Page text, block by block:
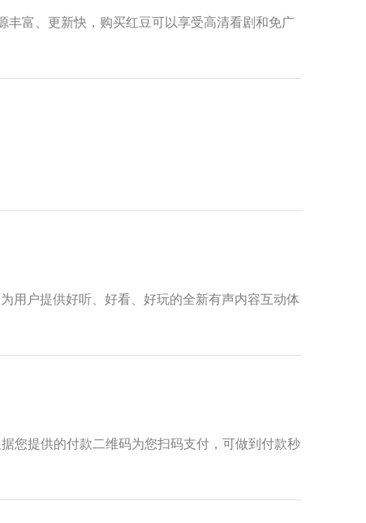
丰富、更新快，购买红豆可以享受高清看剧和免广
用户提供好听、好看、好玩的全新有声内容互动体
您提供的付款二维码为您扫码支付，可做到付款秒